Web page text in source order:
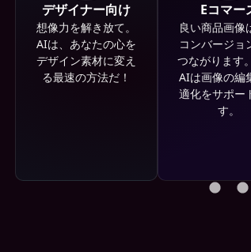
デザイナー向け
想像力を解き放て。
AIは、あなたの心を
デザイン素材に変え
る最速の方法だ！
Eコマー
良い商品画像
コンバージョ
つながります
AIは画像の編
適化をサポー
す。